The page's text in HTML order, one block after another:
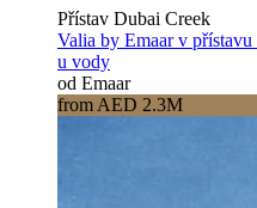
Přístav Dubai Creek
Valia by Emaar v
u vody
od Emaar
from AED 2.3M